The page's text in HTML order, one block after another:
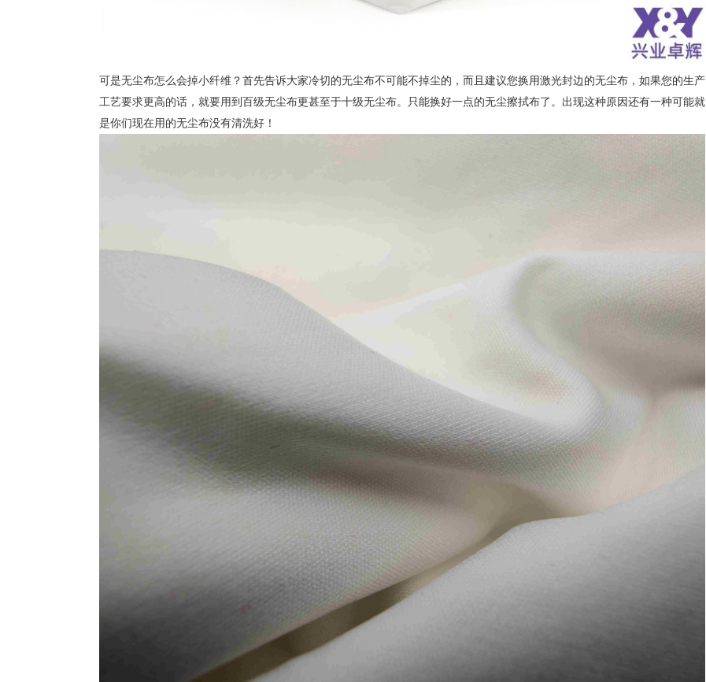
可是无尘布怎么会掉小纤维？首先告诉大家冷切的无尘布不可能不掉尘的，而且建议您换用激光封边的无尘布，如果您的生产
工艺要求更高的话，就要用到百级无尘布更甚至于十级无尘布。只能换好一点的无尘擦拭布了。出现这种原因还有一种可能就
是你们现在用的无尘布没有清洗好！